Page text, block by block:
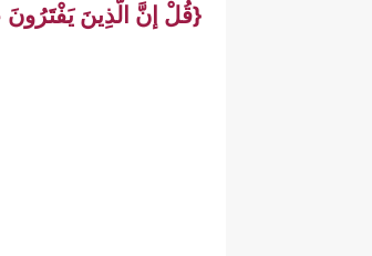
{قُلْ إنَّ الَّذِينَ